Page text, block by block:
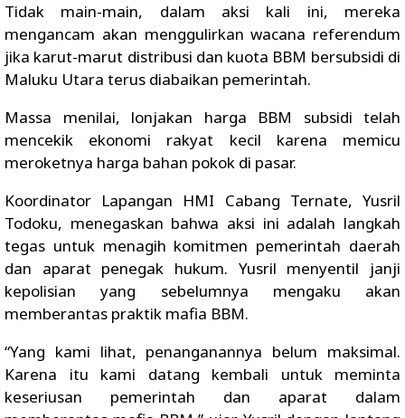
Tidak main-main, dalam aksi kali ini, mereka
mengancam akan menggulirkan wacana referendum
jika karut-marut distribusi dan kuota BBM bersubsidi di
Maluku Utara terus diabaikan pemerintah.
Massa menilai, lonjakan harga BBM subsidi telah
mencekik ekonomi rakyat kecil karena memicu
meroketnya harga bahan pokok di pasar.
Koordinator Lapangan HMI Cabang Ternate, Yusril
Todoku, menegaskan bahwa aksi ini adalah langkah
tegas untuk menagih komitmen pemerintah daerah
dan aparat penegak hukum. Yusril menyentil janji
kepolisian yang sebelumnya mengaku akan
memberantas praktik mafia BBM.
“Yang kami lihat, penanganannya belum maksimal.
Karena itu kami datang kembali untuk meminta
keseriusan pemerintah dan aparat dalam